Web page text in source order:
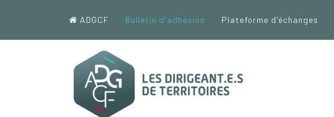
ADGCF Bulletin d'adhésion Plateforme d'échanges